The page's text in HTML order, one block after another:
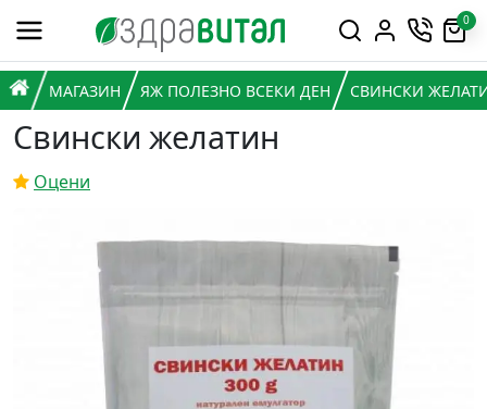
Премини към съдържанието
Горна навигация
0
Главна навигация
НАЧАЛО
МАГАЗИН ЯЖ ПОЛЕЗНО ВСЕКИ ДЕН СВИНСКИ
Свински желатин
Оцени